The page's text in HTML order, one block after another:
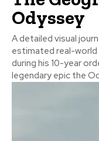
Odyssey
A detailed visual
estimated real-
during his 10-year
legendary epic the